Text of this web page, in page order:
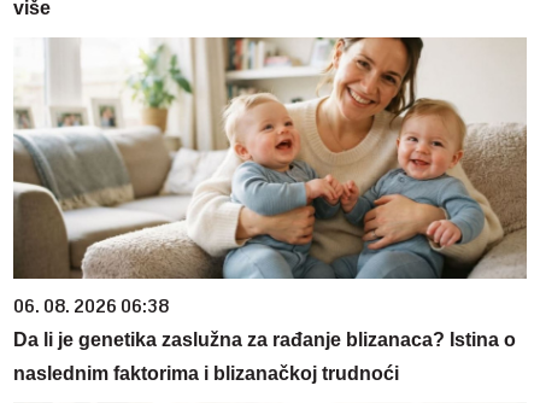
više
06. 08. 2026 06:38
Da li je genetika zaslužna za rađanje blizanaca? Istina o
naslednim faktorima i blizanačkoj trudnoći